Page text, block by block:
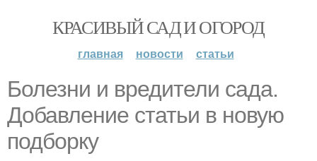
КРАСИВЫЙ САД И ОГОРОД
главная новости статьи
Болезни и вредители сада.
Добавление статьи в новую
подборку